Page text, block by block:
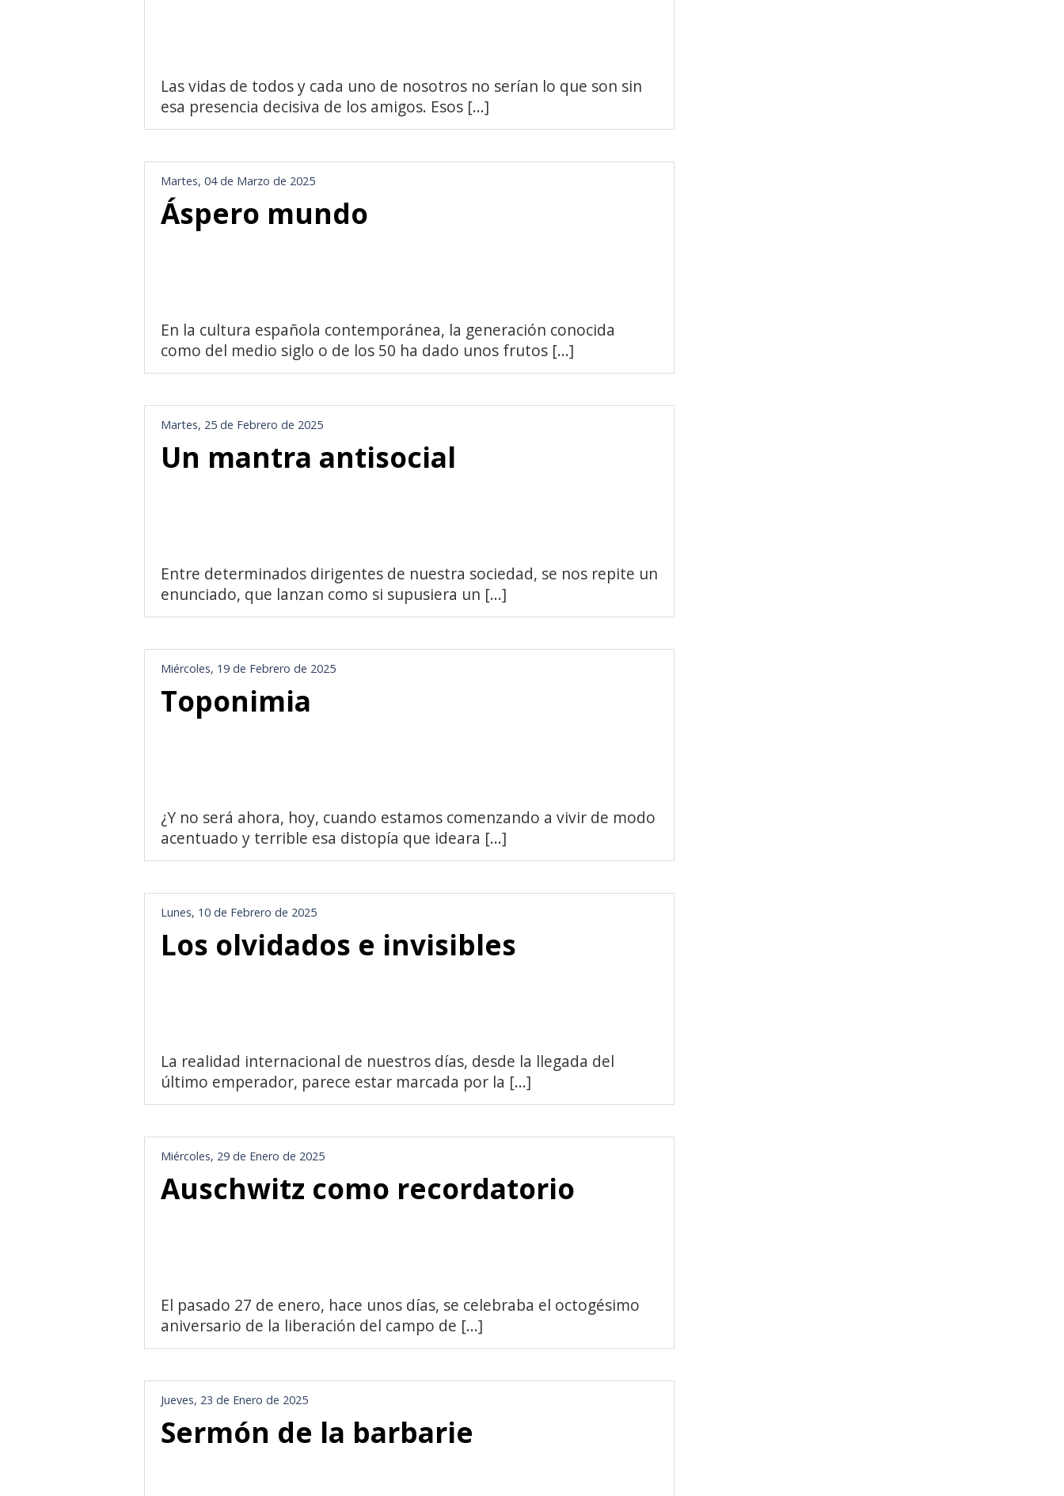
Las vidas de todos y cada uno de nosotros no serían lo que son sin
esa presencia decisiva de los amigos. Esos [...]
Martes, 04 de Marzo de 2025
Áspero mundo
En la cultura española contemporánea, la generación conocida
como del medio siglo o de los 50 ha dado unos frutos [...]
Martes, 25 de Febrero de 2025
Un mantra antisocial
Entre determinados dirigentes de nuestra sociedad, se nos repite un
enunciado, que lanzan como si supusiera un [...]
Miércoles, 19 de Febrero de 2025
Toponimia
¿Y no será ahora, hoy, cuando estamos comenzando a vivir de modo
acentuado y terrible esa distopía que ideara [...]
Lunes, 10 de Febrero de 2025
Los olvidados e invisibles
La realidad internacional de nuestros días, desde la llegada del
último emperador, parece estar marcada por la [...]
Miércoles, 29 de Enero de 2025
Auschwitz como recordatorio
El pasado 27 de enero, hace unos días, se celebraba el octogésimo
aniversario de la liberación del campo de [...]
Jueves, 23 de Enero de 2025
Sermón de la barbarie